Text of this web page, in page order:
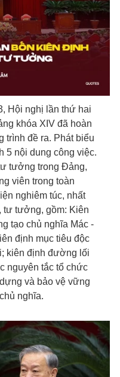
Hội nghị lần thứ hai
khóa XIV đã hoàn
trình đề ra. Phát biểu
5 nội dung công việc.
tưởng trong Đảng,
viên trong toàn
nghiêm túc, nhất
tư tưởng, gồm: Kiên
tạo chủ nghĩa Mác -
định mục tiêu độc
kiên định đường lối
nguyên tắc tổ chức
và bảo vệ vững
nghĩa.